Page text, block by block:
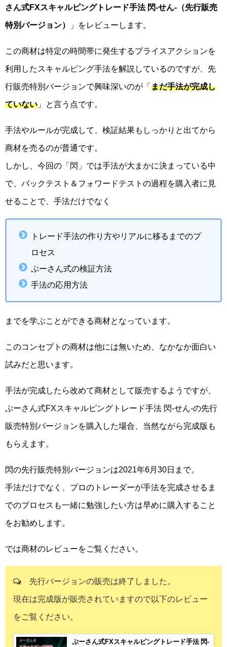
さん式FXスキャルピングトレード手法 閃-せん-（先行販売
特別バージョン） 」をレビューします。
この商材は特定の時間帯に発生するプライスアクションを
利用したスキャルピング手法を解説しているのですが、先
行販売特別バージョンで興味深いのが「 まだ手法が完成し
ていない 」と言う点です。
手法やルールが完成して、検証結果もしっかりと出てから
商材を売るのが普通です。
しかし、今回の「閃」では手法が大まかに決まっている中
で、バックテスト＆フォワードテストの過程を購入者に見
せることで、手法だけでなく
トレード手法の作り方やリアルに移るまでのプ
ロセス
ぷーさん式の検証方法
手法の応用方法
までを学ぶことができる商材となっています。
このコンセプトの商材は他には無いため、なかなか面白い
試みだと思います。
手法が完成したら改めて商材として販売するようですが、
ぷーさん式FXスキャルピングトレード手法 閃-せん-の先行
販売特別バージョンを購入した場合、当然ながら完成版も
もらえます。
閃の先行販売特別バージョンは2021年6月30日まで。
手法だけでなく、プロのトレーダーが手法を完成させるま
でのプロセスも一緒に勉強したい方は早めに購入すること
をお勧めします。
では商材のレビューをご覧ください。
先行バージョンの販売は終了しました。
現在は完成版が販売されていますので以下のレビュー
をご覧ください。
ぷーさん式FXスキャルピングトレード手法 閃-